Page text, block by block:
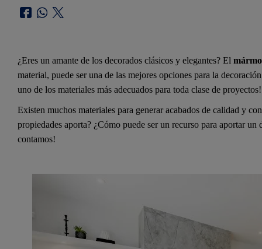
¿Eres un amante de los decorados clásicos y elegantes? El
material, puede ser una de las mejores opciones para la
uno de los materiales más adecuados para toda clase de proyectos!
Existen muchos materiales para generar acabados de calidad y
propiedades aporta? ¿Cómo puede ser un recurso para aportar
contamos!